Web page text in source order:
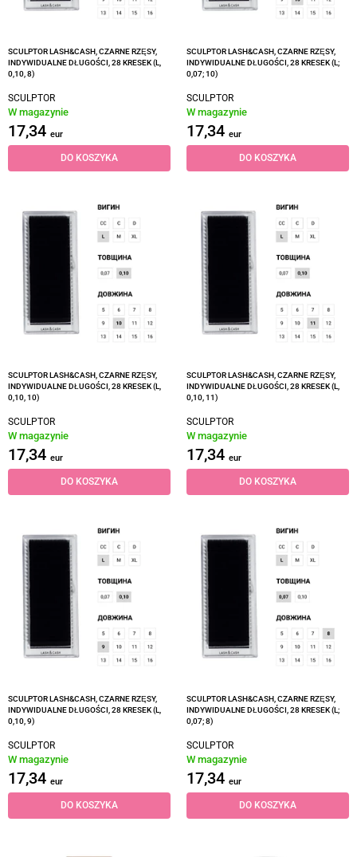
SCULPTOR LASH&CASH, CZARNE RZĘSY,
INDYWIDUALNE DŁUGOŚCI, 28 KRESEK (L,
0,10, 8)
SCULPTOR
W magazynie
17,34 eur
DO KOSZYKA
SCULPTOR LASH&CASH, CZARNE RZĘSY,
INDYWIDUALNE DŁUGOŚCI, 28 KRESEK (L;
0,07; 10)
SCULPTOR
W magazynie
17,34 eur
DO KOSZYKA
SCULPTOR LASH&CASH, CZARNE RZĘSY,
INDYWIDUALNE DŁUGOŚCI, 28 KRESEK (L,
0,10, 10)
SCULPTOR
W magazynie
17,34 eur
DO KOSZYKA
SCULPTOR LASH&CASH, CZARNE RZĘSY,
INDYWIDUALNE DŁUGOŚCI, 28 KRESEK (L,
0,10, 11)
SCULPTOR
W magazynie
17,34 eur
DO KOSZYKA
SCULPTOR LASH&CASH, CZARNE RZĘSY,
INDYWIDUALNE DŁUGOŚCI, 28 KRESEK (L,
0,10, 9)
SCULPTOR
W magazynie
17,34 eur
DO KOSZYKA
SCULPTOR LASH&CASH, CZARNE RZĘSY,
INDYWIDUALNE DŁUGOŚCI, 28 KRESEK (L;
0,07; 8)
SCULPTOR
W magazynie
17,34 eur
DO KOSZYKA